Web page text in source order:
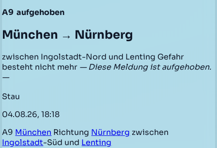
A9 aufgehoben
München → Nürnberg
zwischen Ingolstadt-Nord und Lenting Gefahr
besteht nicht mehr — Diese Meldung ist aufgehoben.
—
Stau
04.08.26, 18:18
A9 München Richtung Nürnberg zwischen
Ingolstadt-Süd und Lenting